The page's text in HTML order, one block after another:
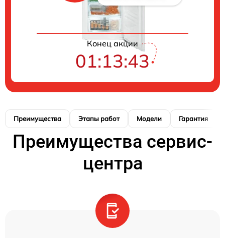
Конец акции
01:13:42
Преимущества Этапы работ Модели Гарантия
Преимущества сервис-
центра